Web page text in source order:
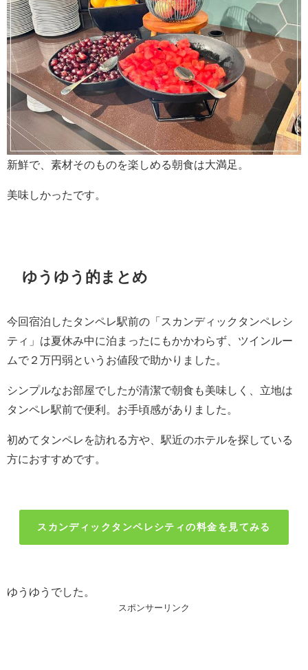
新鮮で、素材そのものを楽しめる朝食は大満足。
美味しかったです。
ゆうゆう的まとめ
今回宿泊したタンペレ駅前の「スカンディックタンペレシ
ティ」は夏休み中に泊まったにもかかわらず、ツインルー
ムで２万円弱というお値段で助かりました。
シンプルなお部屋でしたが清潔で朝食も美味しく、立地は
タンペレ駅前で便利。お手頃感がありました。
初めてタンペレを訪れる方や、駅近のホテルを探している
方におすすめです。
スカンディックタンペレシティの料金を見てみる
ゆうゆうでした。
スポンサーリンク